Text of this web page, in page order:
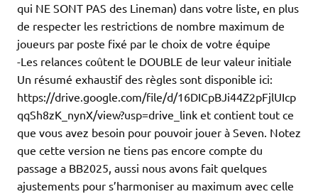
qui NE SONT PAS des Lineman) dans votre liste, en plus
de respecter les restrictions de nombre maximum de
joueurs par poste fixé par le choix de votre équipe
-Les relances coûtent le DOUBLE de leur valeur initiale
Un résumé exhaustif des règles sont disponible ici:
https://drive.google.com/file/d/16DICpBJi44Z2pFjlUIcp
qqSh8zK_nynX/view?usp=drive_link et contient tout ce
que vous avez besoin pour pouvoir jouer à Seven. Notez
que cette version ne tiens pas encore compte du
passage a BB2025, aussi nous avons fait quelques
ajustements pour s’harmoniser au maximum avec celle